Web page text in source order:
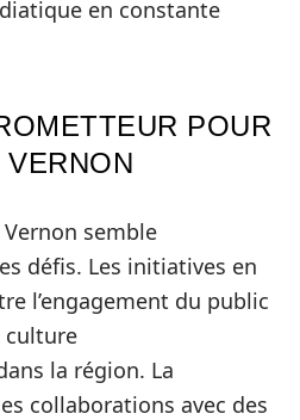
en constante
POUR
semble
défis. Les initiatives en
l’engagement du public
culture
la région. La
collaborations avec des